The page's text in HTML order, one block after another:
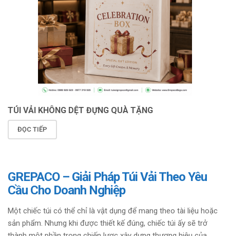
TÚI VẢI KHÔNG DỆT ĐỰNG QUÀ TẶNG
ĐỌC TIẾP
GREPACO – Giải Pháp Túi Vải Theo Yêu
Cầu Cho Doanh Nghiệp
Một chiếc túi có thể chỉ là vật dụng để mang theo tài liệu hoặc
sản phẩm. Nhưng khi được thiết kế đúng, chiếc túi ấy sẽ trở